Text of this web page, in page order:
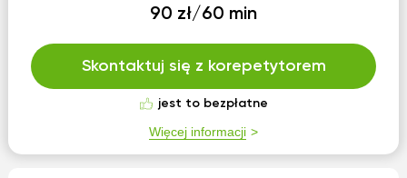
90 zł/60 min
Skontaktuj się z korepetytorem
jest to bezpłatne
Więcej informacji